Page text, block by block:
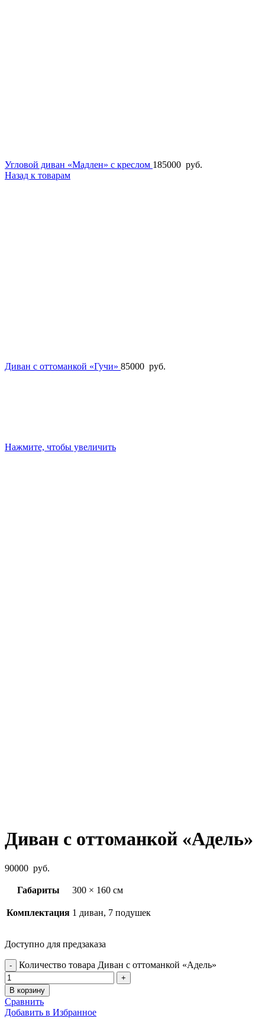
Угловой диван «Мадлен» с креслом 185000 руб.
Назад к товарам
Диван с оттоманкой «Гучи» 85000 руб.
Нажмите, чтобы увеличить
Диван с оттоманкой «Адель»
90000 руб.
Габариты 300 × 160 см
Комплектация 1 диван, 7 подушек
Доступно для предзаказа
Количество товара Диван с оттоманкой «Адель»
В корзину
Сравнить
Добавить в Избранное